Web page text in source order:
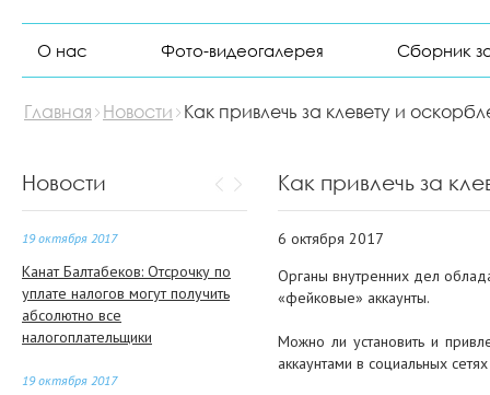
О нас Фото-видеогалерея Сборник
Главная Новости Как привлечь за клевету и
Новости
Как привлечь за клевету и
оскорбления в Интернете
Как в Казахстане будут бороться
с тунеядством
19 октября 2017
Канат Балтабеков: Отсрочку по
уплате налогов могут получить
абсолютно все
налогоплательщики
19 октября 2017
Как привлечь за
6 октября 2017
Органы внутренних дел
«фейковые» аккаунты.
Можно ли установить и
аккаунтами в социальных